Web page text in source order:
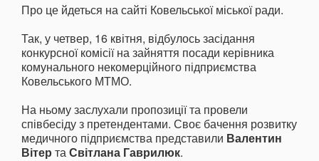
Про це йдеться на сайті Ковельської міської ради.
Так, у четвер, 16 квітня, відбулось засідання
конкурсної комісії на зайняття посади керівника
комунального некомерційного підприємства
Ковельського МТМО.
На ньому заслухали пропозиції та провели
співбесіду з претендентами. Своє бачення розвитку
медичного підприємства представили Валентин
Вітер таСвітлана Гаврилюк.